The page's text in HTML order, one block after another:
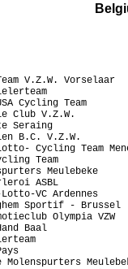
Team V.Z.W.
Cycling Team
Club V.Z.W.
Seraing
B.C. V.Z.W.
Cycling Team
Team
Meulebeke
ASBL
VC Ardennes
Sportif - Brussel
Olympia VZW
Baal
Molenspurters